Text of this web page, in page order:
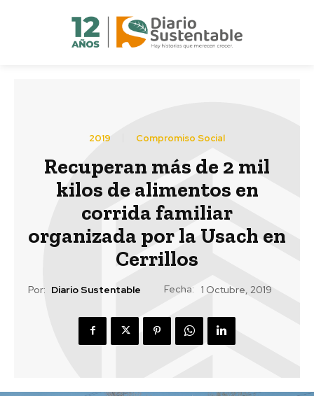
2019 Compromiso Social
Recuperan más de 2 mil
kilos de alimentos en
corrida familiar
organizada por la Usach en
Cerrillos
Por: Diario Sustentable Fecha: 1 Octubre, 2019